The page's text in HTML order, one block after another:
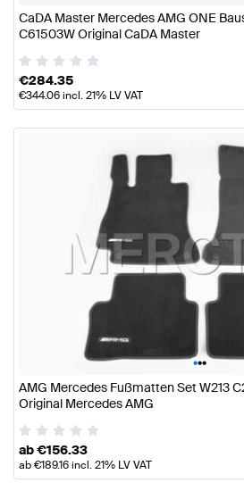
CaDA Master Mercedes AMG ONE
C61503W Original CaDA Master
€284.35
€344.06incl. 21% LV VAT
•••
AMG Mercedes Fußmatten Set W213
Original Mercedes AMG
ab€156.33
ab€189.16incl. 21% LV VAT